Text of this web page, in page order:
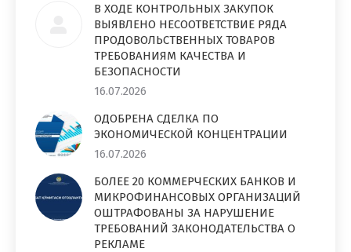
В ХОДЕ КОНТРОЛЬНЫХ ЗАКУПОК
ВЫЯВЛЕНО НЕСООТВЕТСТВИЕ РЯДА
ПРОДОВОЛЬСТВЕННЫХ ТОВАРОВ
ТРЕБОВАНИЯМ КАЧЕСТВА И
БЕЗОПАСНОСТИ
16.07.2026
ОДОБРЕНА СДЕЛКА ПО
ЭКОНОМИЧЕСКОЙ КОНЦЕНТРАЦИИ
16.07.2026
БОЛЕЕ 20 КОММЕРЧЕСКИХ БАНКОВ И
МИКРОФИНАНСОВЫХ ОРГАНИЗАЦИЙ
ОШТРАФОВАНЫ ЗА НАРУШЕНИЕ
ТРЕБОВАНИЙ ЗАКОНОДАТЕЛЬСТВА О
РЕКЛАМЕ